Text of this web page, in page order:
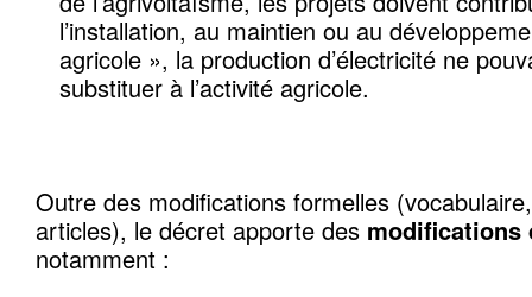
l’installation, au maintien ou au
agricole », la production d’électricité ne
substituer à l’activité agricole.
Outre des modifications formelles
articles), le décret apporte des modifications
notamment :